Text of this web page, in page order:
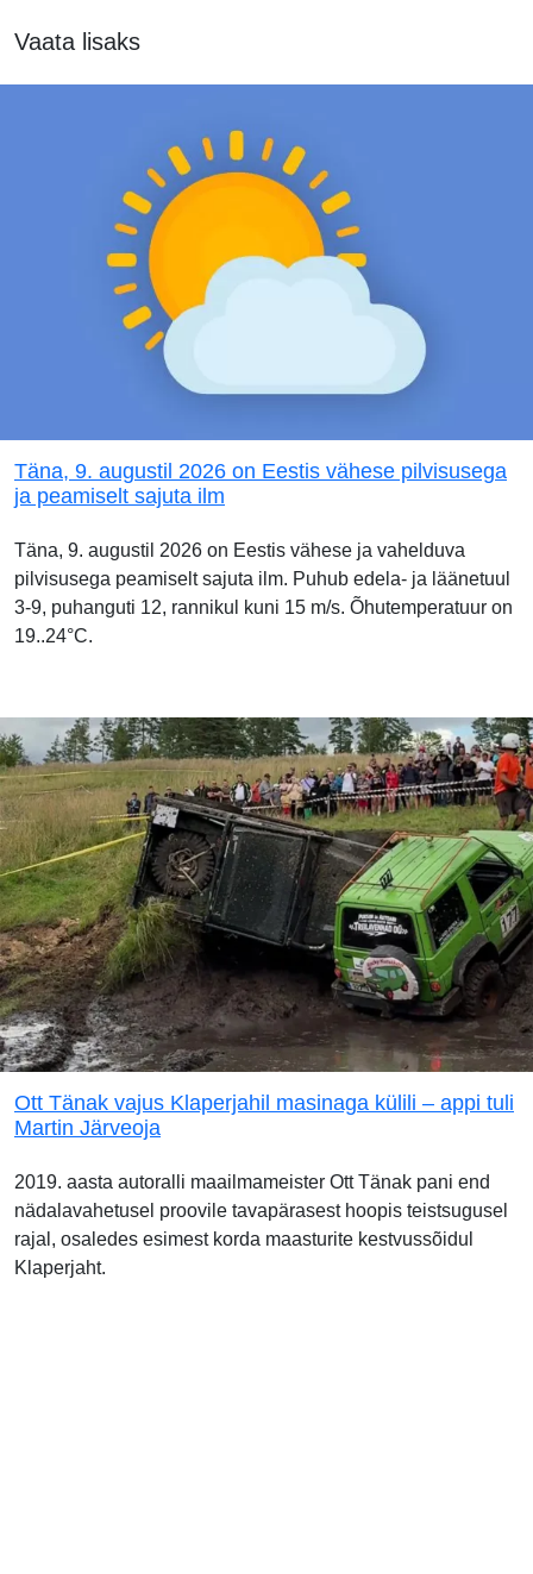
Vaata lisaks
Täna, 9. augustil 2026 on Eestis vähese pilvisusega
ja peamiselt sajuta ilm
Täna, 9. augustil 2026 on Eestis vähese ja vahelduva
pilvisusega peamiselt sajuta ilm. Puhub edela- ja läänetuul
3-9, puhanguti 12, rannikul kuni 15 m/s. Õhutemperatuur on
19..24°C.
Ott Tänak vajus Klaperjahil masinaga külili – appi tuli
Martin Järveoja
2019. aasta autoralli maailmameister Ott Tänak pani end
nädalavahetusel proovile tavapärasest hoopis teistsugusel
rajal, osaledes esimest korda maasturite kestvussõidul
Klaperjaht.